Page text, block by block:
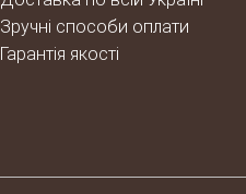
Зручні способи оплати
Гарантія якості